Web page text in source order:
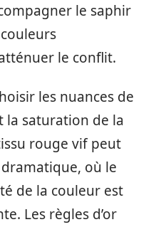
le saphir
le conflit.
les nuances de
la saturation de la
rouge vif peut
où le
de la couleur est
Les règles d’or